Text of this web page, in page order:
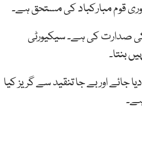
قوم مبارکباد کی مستحق ہے۔
کی صدارت کی ہے۔ سیکیورٹی
بنتا۔
جائے اور بے جا تنقید سے گریز کیا